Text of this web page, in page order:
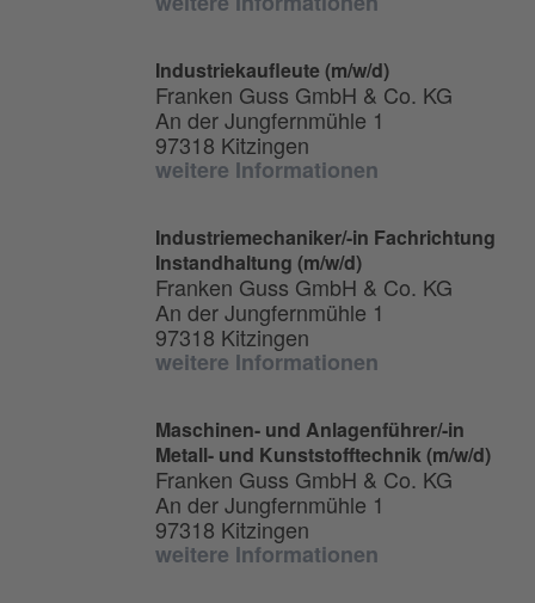
Industriekaufleute (m/w/d)
Franken Guss GmbH & Co. KG
An der Jungfernmühle 1
97318 Kitzingen
weitere Informationen
Industriemechaniker/-in Fachrichtung
Instandhaltung (m/w/d)
Franken Guss GmbH & Co. KG
An der Jungfernmühle 1
97318 Kitzingen
weitere Informationen
Maschinen- und Anlagenführer/-in
Metall- und Kunststofftechnik (m/w/d)
Franken Guss GmbH & Co. KG
An der Jungfernmühle 1
97318 Kitzingen
weitere Informationen